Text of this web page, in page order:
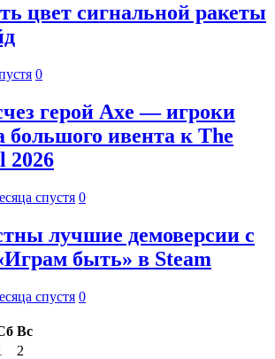
цвет сигнальной ракеты
0
герой Axe — игроки
большого ивента к The
2026
спустя 0
лучшие демоверсии с
быть» в Steam
спустя 0
Вс
2